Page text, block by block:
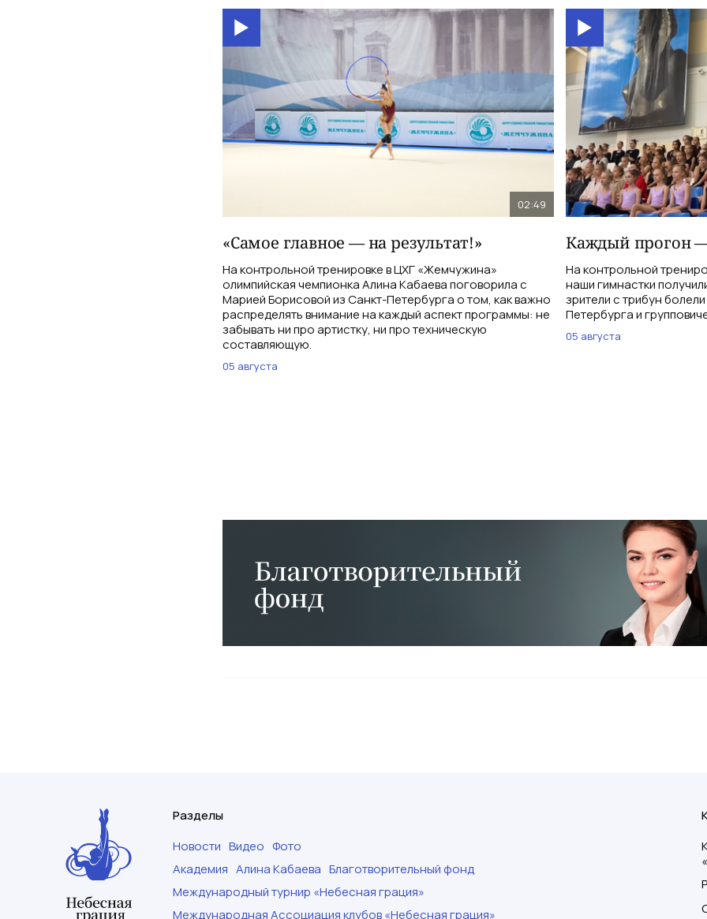
02:49
«Самое главное — на результат!»
На контрольной тренировке в ЦХГ «Жемчужина»
олимпийская чемпионка Алина Кабаева поговорила с
Марией Борисовой из Санкт-Петербурга о том, как важно
распределять внимание на каждый аспект программы: не
забывать ни про артистку, ни про техническую
составляющую.
05 августа
Каждый прогон
На контрольной
наши гимнастки
зрители с трибун
Петербурга и
05 августа
Разделы
Новости Видео Фото
Академия Алина Кабаева Благотворительный фонд
Международный турнир «Небесная грация»
Международная Ассоциация клубов «Небесная грация»